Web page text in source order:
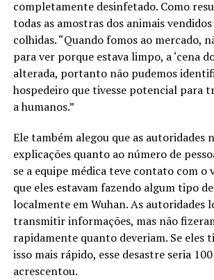
completamente desinfetado. Como
todas as amostras dos animais
colhidas. “Quando fomos ao mercado,
para ver porque estava limpo, a ‘cena
alterada, portanto não pudemos
hospedeiro que tivesse potencial para
a humanos.”
Ele também alegou que as autoridades
explicações quanto ao número de
se a equipe médica teve contato com o
que eles estavam fazendo algum tipo
localmente em Wuhan. As autoridades
transmitir informações, mas não
rapidamente quanto deveriam. Se eles
isso mais rápido, esse desastre seria
acrescentou.